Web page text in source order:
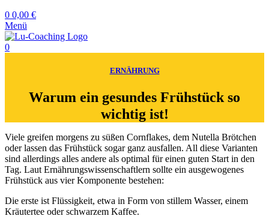
0 0,00 €
Menü
0
ERNÄHRUNG
Warum ein gesundes Frühstück so
wichtig ist!
Viele greifen morgens zu süßen Cornflakes, dem Nutella Brötchen
oder lassen das Frühstück sogar ganz ausfallen. All diese Varianten
sind allerdings alles andere als optimal für einen guten Start in den
Tag. Laut Ernährungswissenschaftlern sollte ein ausgewogenes
Frühstück aus vier Komponente bestehen:
Die erste ist Flüssigkeit, etwa in Form von stillem Wasser, einem
Kräutertee oder schwarzem Kaffee.